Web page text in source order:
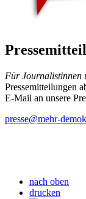
Für Journalistinnen
Pressemitteilungen
E-Mail an unsere
presse@mehr-
nach oben
drucken